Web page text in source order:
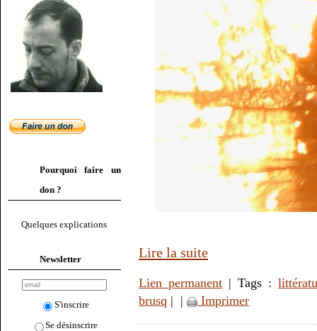
Pourquoi faire un
don ?
Quelques explications
Newsletter
S'inscrire
Se désinscrire
Lire la suite
Lien permanent | Tags :
brusq | | Imprimer